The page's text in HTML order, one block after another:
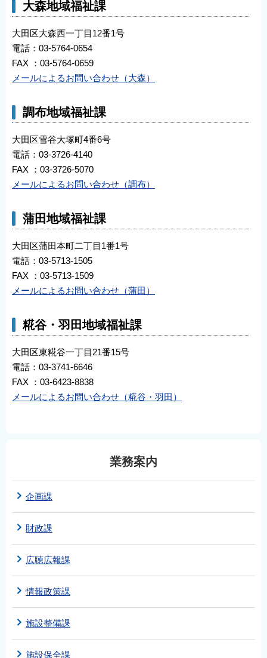
大森地域福祉課
大田区大森西一丁目12番1号
電話：03-5764-0654
FAX ：03-5764-0659
メールによるお問い合わせ（大森）
調布地域福祉課
大田区雪谷大塚町4番6号
電話：03-3726-4140
FAX ：03-3726-5070
メールによるお問い合わせ（調布）
蒲田地域福祉課
大田区蒲田本町二丁目1番1号
電話：03-5713-1505
FAX ：03-5713-1509
メールによるお問い合わせ（蒲田）
糀谷・羽田地域福祉課
大田区東糀谷一丁目21番15号
電話：03-3741-6646
FAX ：03-6423-8838
メールによるお問い合わせ（糀谷・羽田）
業務案内
企画課
財政課
広聴広報課
情報政策課
施設整備課
施設保全課